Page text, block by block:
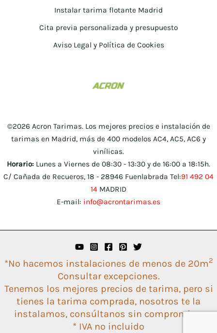
Instalar tarima flotante Madrid
Cita previa personalizada y presupuesto
Aviso Legal y Política de Cookies
©2026 Acron Tarimas. Los mejores precios e instalación de
tarimas en Madrid, más de 400 modelos AC4, AC5, AC6 y
vinílicas.
Horario: Lunes a Viernes de 08:30 - 13:30 y de 16:00 a 18:15h.
C/ Cañada de Recueros, 18 - 28946 Fuenlabrada Tel:91 492 04
14 MADRID
E-mail: info@acrontarimas.es
*No hacemos instalaciones de menos de 20m2
Consultar excepciones.
Tenemos los mejores precios de tarima, pero si
tienes la tarima comprada, nosotros te la
instalamos, consúltanos sin compromiso.
* IVA no incluido